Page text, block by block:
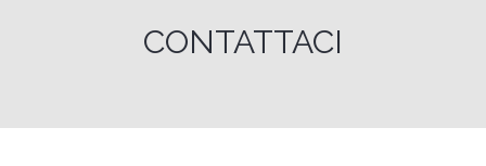
CONTATTACI